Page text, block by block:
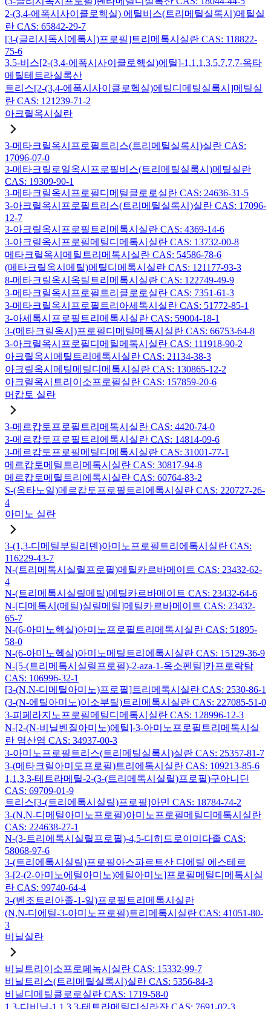
2-(3,4-에폭시사이클로헥실) 에틸비스(트리메틸실록시)메틸실
란 CAS: 65842-29-7
[3-(글리시독시에톡시)프로필]트리메톡시실란 CAS: 118822-
75-6
3,5-비스[2-(3,4-에폭시사이클로헥실)에틸]-1,1,1,3,5,7,7,7-옥타
메틸테트라실록산
트리스[2-(3,4-에폭시사이클로헥실)에틸디메틸실록시]메틸실
란 CAS: 121239-71-2
아크릴옥시실란
3-메타크릴옥시프로필트리스(트리메틸실록시)실란 CAS:
17096-07-0
3-메타크릴로일옥시프로필비스(트리메틸실록시)메틸실란
CAS: 19309-90-1
3-메타크릴옥시프로필디메틸클로로실란 CAS: 24636-31-5
3-아크릴옥시프로필트리스(트리메틸실록시)실란 CAS: 17096-
12-7
3-아크릴옥시프로필트리메톡시실란 CAS: 4369-14-6
3-아크릴옥시프로필메틸디메톡시실란 CAS: 13732-00-8
메타크릴옥시메틸트리메톡시실란 CAS: 54586-78-6
(메타크릴옥시메틸)메틸디메톡시실란 CAS: 121177-93-3
8-메타크릴옥시옥틸트리메톡시실란 CAS: 122749-49-9
3-메타크릴옥시프로필트리클로로실란 CAS: 7351-61-3
3-메타크릴옥시프로필트리아세톡시실란 CAS: 51772-85-1
3-아세톡시프로필트리메톡시실란 CAS: 59004-18-1
3-(메타크릴옥시)프로필디메틸메톡시실란 CAS: 66753-64-8
3-아크릴옥시프로필디메틸메톡시실란 CAS: 111918-90-2
아크릴옥시메틸트리메톡시실란 CAS: 21134-38-3
아크릴옥시메틸메틸디메톡시실란 CAS: 130865-12-2
아크릴옥시트리이소프로필실란 CAS: 157859-20-6
머캅토 실란
3-메르캅토프로필트리메톡시실란 CAS: 4420-74-0
3-메르캅토프로필트리에톡시실란 CAS: 14814-09-6
3-메르캅토프로필메틸디메톡시실란 CAS: 31001-77-1
메르캅토메틸트리메톡시실란 CAS: 30817-94-8
메르캅토메틸트리에톡시실란 CAS: 60764-83-2
S-(옥타노일)메르캅토프로필트리에톡시실란 CAS: 220727-26-
4
아미노 실란
3-(1,3-디메틸부틸리덴)아미노프로필트리에톡시실란 CAS:
116229-43-7
N-(트리메톡시실릴프로필)메틸카르바메이트 CAS: 23432-62-
4
N-(트리메톡시실릴메틸)메틸카르바메이트 CAS: 23432-64-6
N-[디메톡시(메틸)실릴메틸]메틸카르바메이트 CAS: 23432-
65-7
N-(6-아미노헥실)아미노프로필트리메톡시실란 CAS: 51895-
58-0
N-(6-아미노헥실)아미노메틸트리에톡시실란 CAS: 15129-36-9
N-[5-(트리메톡시실릴프로필)-2-aza-1-옥소펜틸]카프로락탐
CAS: 106996-32-1
[3-(N,N-디메틸아미노)프로필]트리메톡시실란 CAS: 2530-86-1
(3-(N-에틸아미노)이소부틸)트리메톡시실란 CAS: 227085-51-0
3-피페라지노프로필메틸디메톡시실란 CAS: 128996-12-3
N-[2-(N-비닐벤질아미노)에틸]-3-아미노프로필트리메톡시실
란 염산염 CAS: 34937-00-3
3-아미노프로필트리스(트리메틸실록시)실란 CAS: 25357-81-7
3-(메타크릴아미도프로필)트리에톡시실란 CAS: 109213-85-6
1,1,3,3-테트라메틸-2-(3-(트리메톡시실릴)프로필)구아니딘
CAS: 69709-01-9
트리스[3-(트리에톡시실릴)프로필]아민 CAS: 18784-74-2
3-(N,N-디메틸아미노프로필)아미노프로필메틸디메톡시실란
CAS: 224638-27-1
N-(3-트리에톡시실릴프로필)-4,5-디히드로이미다졸 CAS:
58068-97-6
3-(트리에톡시실릴)프로필아스파르트산 디에틸 에스테르
3-[2-(2-아미노에틸아미노)에틸아미노]프로필메틸디메톡시실
란 CAS: 99740-64-4
3-(벤조트리아졸-1-일)프로필트리메톡시실란
(N,N-디에틸-3-아미노프로필)트리메톡시실란 CAS: 41051-80-
3
비닐실란
비닐트리이소프로페녹시실란 CAS: 15332-99-7
비닐트리스(트리메틸실록시)실란 CAS: 5356-84-3
비닐디메틸클로로실란 CAS: 1719-58-0
1,3-디비닐-1,1,3,3-테트라메틸디실라잔 CAS: 7691-02-3